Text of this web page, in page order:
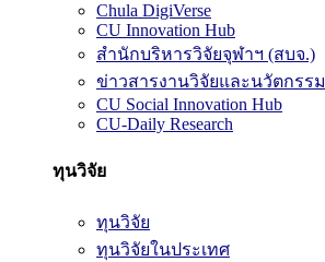
Chula DigiVerse
CU Innovation Hub
สำนักบริหารวิจัยจุฬาฯ (สบจ.)
ข่าวสารงานวิจัยและนวัตกรรม
CU Social Innovation Hub
CU-Daily Research
ทุนวิจัย
ทุนวิจัย
ทุนวิจัยในประเทศ